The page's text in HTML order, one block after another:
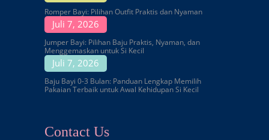
Romper Bayi: Pilihan Outfit Praktis dan Nyaman
Juli 7, 2026
Jumper Bayi: Pilihan Baju Praktis, Nyaman, dan
Menggemaskan untuk Si Kecil
Juli 7, 2026
Baju Bayi 0-3 Bulan: Panduan Lengkap Memilih
Pakaian Terbaik untuk Awal Kehidupan Si Kecil
Contact Us